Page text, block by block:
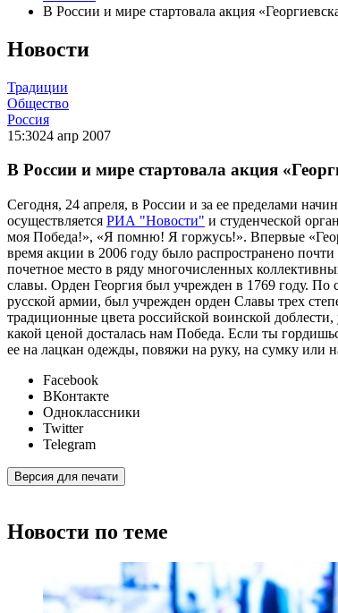
В России и мире стартовала акция
Новости
Традиции
Общество
Россия
15:3024 апр 2007
В России и мире стартовала акция
Сегодня, 24 апреля, в России и за ее пределами
осуществляется РИА "Новости" и студенческой
моя Победа!», «Я помню! Я горжусь!». Впервые
время акции в 2006 году было распространено
почетное место в ряду многочисленных
славы. Орден Георгия был учрежден в 1769 году. По
русской армии, был учрежден орден Славы трех
традиционные цвета российской воинской
какой ценой досталась нам Победа. Если ты
ее на лацкан одежды, повяжи на руку, на сумку или
Facebook
ВКонтакте
Одноклассники
Twitter
Telegram
Версия для печати
Новости по теме